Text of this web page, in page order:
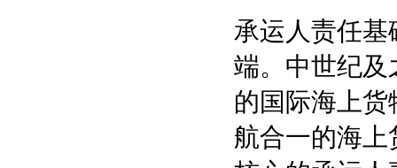
承运人责任
端。中世纪及
的国际海上
航合一的海